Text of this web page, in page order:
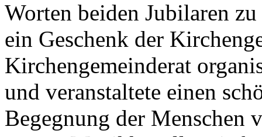
Worten beiden Jubilaren
ein Geschenk der
Kirchengemeinderat
und veranstaltete einen
Begegnung der Menschen